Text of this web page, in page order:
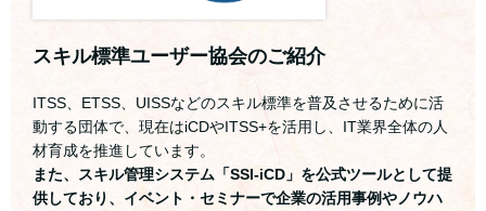
スキル標準ユーザー協会のご紹介
ITSS、ETSS、UISSなどのスキル標準を普及させるために活
動する団体で、現在はiCDやITSS+を活用し、IT業界全体の人
材育成を推進しています。
また、スキル管理システム「SSI-iCD」を公式ツールとして提
供しており、イベント・セミナーで企業の活用事例やノウハ